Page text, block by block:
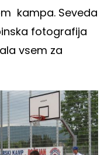
kampa. Seveda
fotografija
vsem za